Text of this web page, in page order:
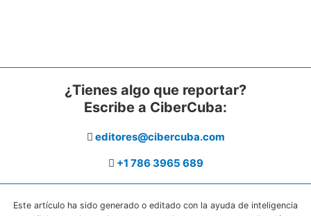
¿Tienes algo que reportar?
Escribe a CiberCuba:
editores@cibercuba.com
+1 786 3965 689
Este artículo ha sido generado o editado con la ayuda de inteligencia